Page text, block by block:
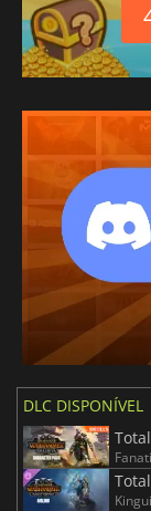
DLC DISPONÍVEL